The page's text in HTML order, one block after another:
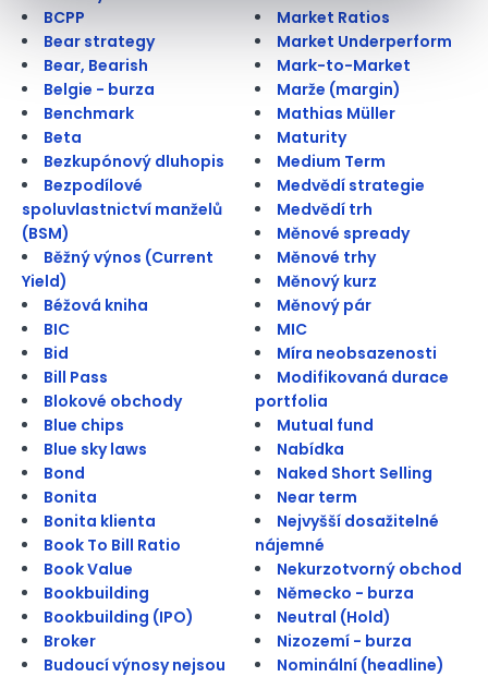
BCPP
Bear strategy
Bear, Bearish
Belgie - burza
Benchmark
Beta
Bezkupónový dluhopis
Bezpodílové
spoluvlastnictví manželů
(BSM)
Běžný výnos (Current
Yield)
Béžová kniha
BIC
Bid
Bill Pass
Blokové obchody
Blue chips
Blue sky laws
Bond
Bonita
Bonita klienta
Book To Bill Ratio
Book Value
Bookbuilding
Bookbuilding (IPO)
Broker
Budoucí výnosy nejsou
Market Ratios
Market Underperform
Mark-to-Market
Marže (margin)
Mathias Müller
Maturity
Medium Term
Medvědí strategie
Medvědí trh
Měnové spready
Měnové trhy
Měnový kurz
Měnový pár
MIC
Míra neobsazenosti
Modifikovaná durace
portfolia
Mutual fund
Nabídka
Naked Short Selling
Near term
Nejvyšší dosažitelné
nájemné
Nekurzotvorný obchod
Německo - burza
Neutral (Hold)
Nizozemí - burza
Nominální (headline)